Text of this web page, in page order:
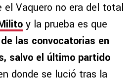
el Vaquero no era del total
y la prueba es que
las convocatorias en
salvo el último partido
donde se lució tras la